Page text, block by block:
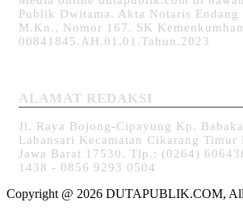
Publik Dwitama. Akta Notaris Endang
M.Kn., Nomor 167. SK
00841845.AH.01.01.Tahun.2023
ALAMAT REDAKSI
Jl. Raya Bojong-Cipayung Kp.
Labansari Kecamatan Cikarang Timur
Jawa Barat 17530. Tlp.: (0264)
1438 - 0856 9293 0504
Copyright @ 2026 DUTAPUBLIK.COM, All